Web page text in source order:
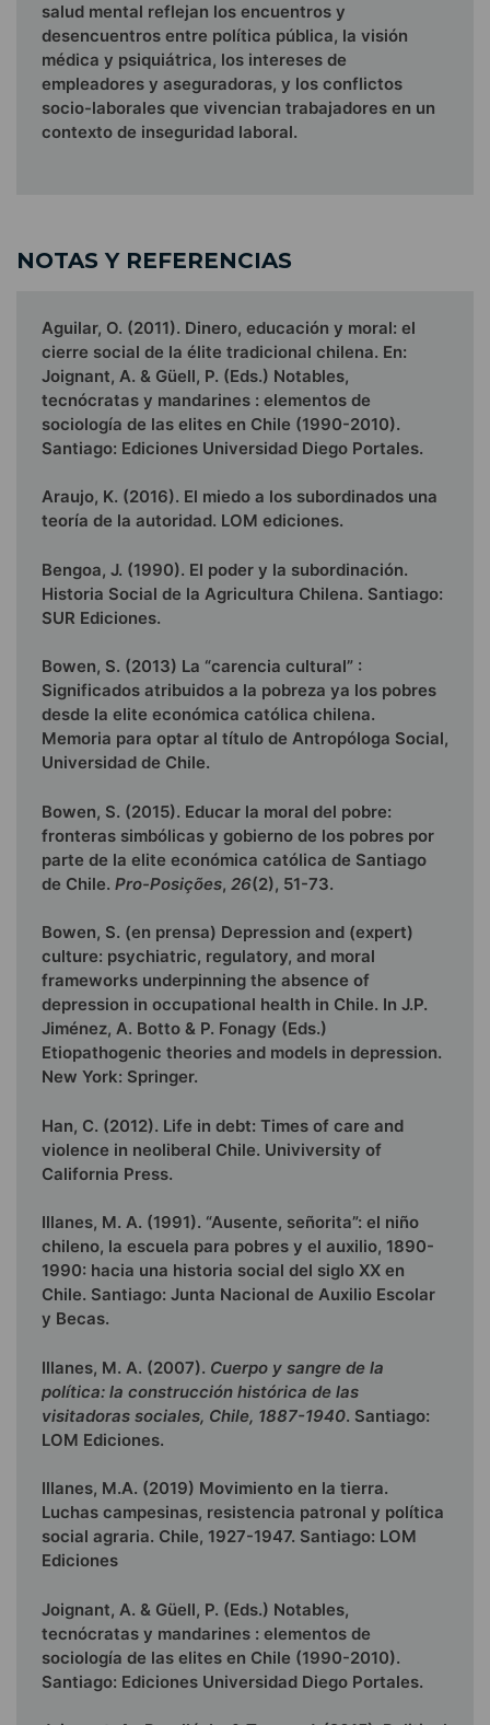
salud mental reflejan los encuentros y
desencuentros entre política pública, la visión
médica y psiquiátrica, los intereses de
empleadores y aseguradoras, y los conflictos
socio-laborales que vivencian trabajadores en un
contexto de inseguridad laboral.
NOTAS Y REFERENCIAS
Aguilar, O. (2011). Dinero, educación y moral: el
cierre social de la élite tradicional chilena. En:
Joignant, A. & Güell, P. (Eds.) Notables,
tecnócratas y mandarines : elementos de
sociología de las elites en Chile (1990-2010).
Santiago: Ediciones Universidad Diego Portales.
Araujo, K. (2016). El miedo a los subordinados una
teoría de la autoridad. LOM ediciones.
Bengoa, J. (1990). El poder y la subordinación.
Historia Social de la Agricultura Chilena. Santiago:
SUR Ediciones.
Bowen, S. (2013) La “carencia cultural” :
Significados atribuidos a la pobreza ya los pobres
desde la elite económica católica chilena.
Memoria para optar al título de Antropóloga Social,
Universidad de Chile.
Bowen, S. (2015). Educar la moral del pobre:
fronteras simbólicas y gobierno de los pobres por
parte de la elite económica católica de Santiago
de Chile. Pro-Posições, 26(2), 51-73.
Bowen, S. (en prensa) Depression and (expert)
culture: psychiatric, regulatory, and moral
frameworks underpinning the absence of
depression in occupational health in Chile. In J.P.
Jiménez, A. Botto & P. Fonagy (Eds.)
Etiopathogenic theories and models in depression.
New York: Springer.
Han, C. (2012). Life in debt: Times of care and
violence in neoliberal Chile. Univiversity of
California Press.
Illanes, M. A. (1991). “Ausente, señorita”: el niño
chileno, la escuela para pobres y el auxilio, 1890-
1990: hacia una historia social del siglo XX en
Chile. Santiago: Junta Nacional de Auxilio Escolar
y Becas.
Illanes, M. A. (2007). Cuerpo y sangre de la
política: la construcción histórica de las
visitadoras sociales, Chile, 1887-1940. Santiago:
LOM Ediciones.
Illanes, M.A. (2019) Movimiento en la tierra.
Luchas campesinas, resistencia patronal y política
social agraria. Chile, 1927-1947. Santiago: LOM
Ediciones
Joignant, A. & Güell, P. (Eds.) Notables,
tecnócratas y mandarines : elementos de
sociología de las elites en Chile (1990-2010).
Santiago: Ediciones Universidad Diego Portales.